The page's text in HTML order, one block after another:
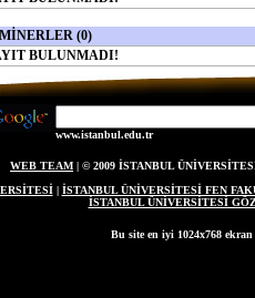
(0)
BULUNMADI!
www.istanbul.edu.tr
WEB TEAM | © 2009 İSTANBUL
| İSTANBUL ÜNİVERSİTESİ FEN
İSTANBUL ÜNİVERSİTESİ
Bu site en iyi 1024x768